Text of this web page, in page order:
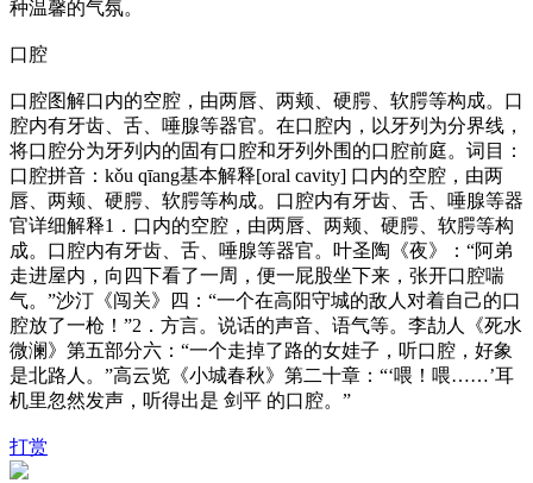
种温馨的气氛。
口腔
口腔图解口内的空腔，由两唇、两颊、硬腭、软腭等构成。口
腔内有牙齿、舌、唾腺等器官。在口腔内，以牙列为分界线，
将口腔分为牙列内的固有口腔和牙列外围的口腔前庭。词目：
口腔拼音：kǒu qīang基本解释[oral cavity] 口内的空腔，由两
唇、两颊、硬腭、软腭等构成。口腔内有牙齿、舌、唾腺等器
官详细解释1．口内的空腔，由两唇、两颊、硬腭、软腭等构
成。口腔内有牙齿、舌、唾腺等器官。叶圣陶《夜》：“阿弟
走进屋内，向四下看了一周，便一屁股坐下来，张开口腔喘
气。”沙汀《闯关》四：“一个在高阳守城的敌人对着自己的口
腔放了一枪！”2．方言。说话的声音、语气等。李劼人《死水
微澜》第五部分六：“一个走掉了路的女娃子，听口腔，好象
是北路人。”高云览《小城春秋》第二十章：“‘喂！喂……’耳
机里忽然发声，听得出是 剑平 的口腔。”
打赏